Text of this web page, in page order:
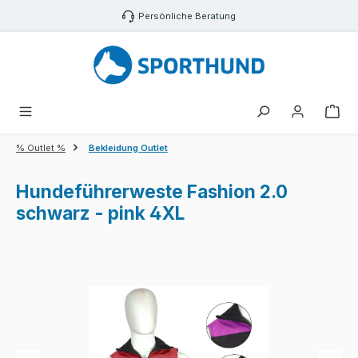
Zum Hauptinhalt springen Persönliche Beratung
% Outlet % Bekleidung Outlet
Hundeführerweste Fashion 2.0
schwarz - pink 4XL
Bildergalerie überspringen